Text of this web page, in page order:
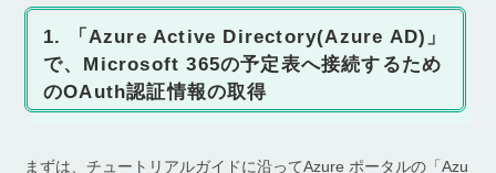
1. 「Azure Active Directory(Azure AD)」
で、Microsoft 365の予定表へ接続するため
のOAuth認証情報の取得
まずは、チュートリアルガイドに沿ってAzure ポータルの「Azu